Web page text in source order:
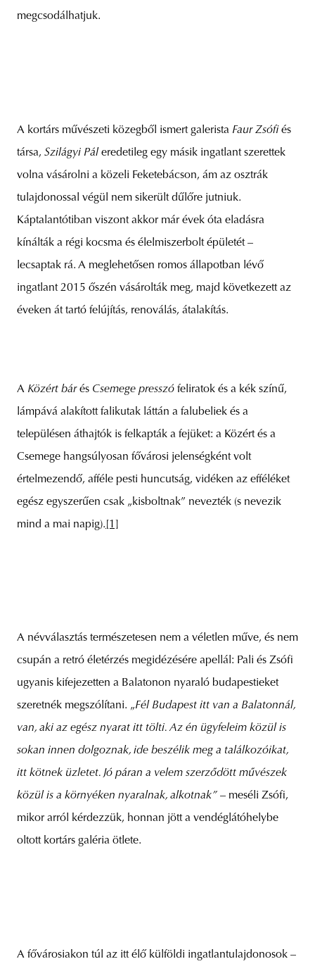
megcsodálhatjuk.
A kortárs művészeti közegből ismert galerista Faur Zsófiés
társa, Szilágyi Pál eredetileg egy másik ingatlant szerettek
volna vásárolni a közeli Feketebácson, ám az osztrák
tulajdonossal végül nem sikerült dűlőre jutniuk.
Káptalantótiban viszont akkor már évek óta eladásra
kínálták a régi kocsma és élelmiszerbolt épületét –
lecsaptak rá. A meglehetősen romos állapotban lévő
ingatlant 2015 őszén vásárolták meg, majd következett az
éveken át tartó felújítás, renoválás, átalakítás.
A Közért bárés Csemege presszó feliratok és a kék színű,
lámpává alakított falikutak láttán a falubeliek és a
településen áthajtók is felkapták a fejüket: a Közért és a
Csemege hangsúlyosan fővárosi jelenségként volt
értelmezendő, afféle pesti huncutság, vidéken az efféléket
egész egyszerűen csak „kisboltnak” nevezték (s nevezik
mind a mai napig). [1]
A névválasztás természetesen nem a véletlen műve, és nem
csupán a retró életérzés megidézésére apellál: Pali és Zsófi
ugyanis kifejezetten a Balatonon nyaraló budapestieket
szeretnék megszólítani. „Fél Budapest itt van a Balatonnál,
van, aki az egész nyarat itt tölti. Az én ügyfeleim közül is
sokan innen dolgoznak, ide beszélik meg a találkozóikat,
itt kötnek üzletet. Jó páran a velem szerződött művészek
közül is a környéken nyaralnak, alkotnak” ­– meséli Zsófi,
mikor arról kérdezzük, honnan jött a vendéglátóhelybe
oltott kortárs galéria ötlete.
A fővárosiakon túl az itt élő külföldi ingatlantulajdonosok –